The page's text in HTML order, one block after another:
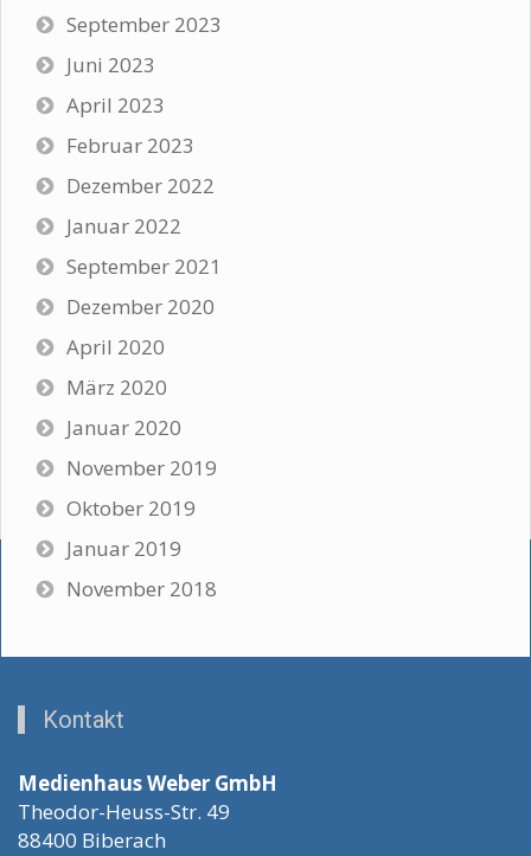
September 2023
Juni 2023
April 2023
Februar 2023
Dezember 2022
Januar 2022
September 2021
Dezember 2020
April 2020
März 2020
Januar 2020
November 2019
Oktober 2019
Januar 2019
November 2018
Kontakt
Medienhaus Weber GmbH
Theodor-Heuss-Str. 49
88400 Biberach